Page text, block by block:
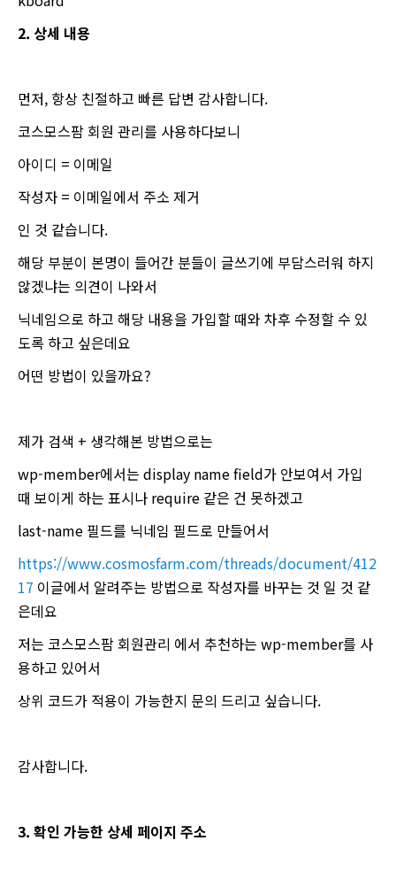
2. 상세 내용
먼저, 항상 친절하고 빠른 답변 감사합니다.
코스모스팜 회원 관리를 사용하다보니
아이디 = 이메일
작성자 = 이메일에서 주소 제거
인 것 같습니다.
해당 부분이 본명이 들어간 분들이 글쓰기에 부담스러워 하지
않겠냐는 의견이 나와서
닉네임으로 하고 해당 내용을 가입할 때와 차후 수정할 수 있
도록 하고 싶은데요
어떤 방법이 있을까요?
제가 검색 + 생각해본 방법으로는
wp-member에서는 display name field가 안보여서 가입
때 보이게 하는 표시나 require 같은 건 못하겠고
last-name 필드를 닉네임 필드로 만들어서
https://www.cosmosfarm.com/threads/document/412
17 이글에서 알려주는 방법으로 작성자를 바꾸는 것 일 것 같
은데요
저는 코스모스팜 회원관리 에서 추천하는 wp-member를 사
용하고 있어서
상위 코드가 적용이 가능한지 문의 드리고 싶습니다.
감사합니다.
3. 확인 가능한 상세 페이지 주소